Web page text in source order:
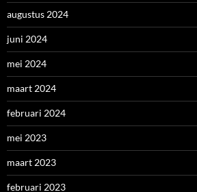
augustus 2024
juni 2024
mei 2024
maart 2024
februari 2024
mei 2023
maart 2023
februari 2023